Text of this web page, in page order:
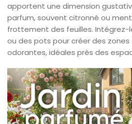
apportent une dimension
parfum, souvent citronné ou
frottement des feuilles. Intégrez-
ou des pots pour créer des
odorantes, idéales près des